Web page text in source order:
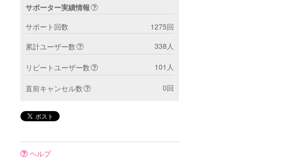
サポーター実績情報
サポート回数
1275回
累計ユーザー数
338人
リピートユーザー数 101人
直前キャンセル数 0回
ヘルプ